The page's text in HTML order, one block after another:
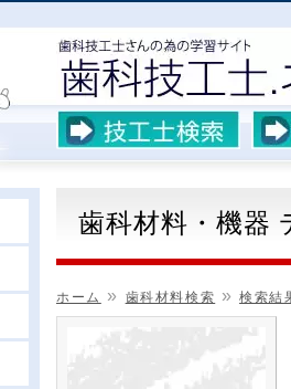
歯科材料・機器
ホーム » 歯科材料検索 »検索結